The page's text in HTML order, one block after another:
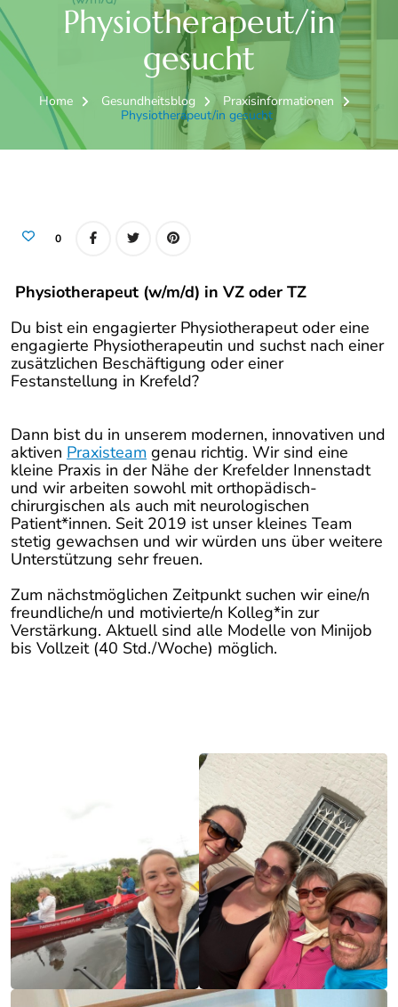
Physiotherapeut/in
gesucht
Home Gesundheitsblog
Praxisinformationen
Physiotherapeut/in gesucht
0
Physiotherapeut (w/m/d) in VZ oder TZ
Du bist ein engagierter Physiotherapeut oder eine
engagierte Physiotherapeutin und suchst nach einer
zusätzlichen Beschäftigung oder einer
Festanstellung in Krefeld?
Dann bist du in unserem modernen, innovativen und
aktiven Praxisteam genau richtig. Wir sind eine
kleine Praxis in der Nähe der Krefelder Innenstadt
und wir arbeiten sowohl mit orthopädisch-
chirurgischen als auch mit neurologischen
Patient*innen. Seit 2019 ist unser kleines Team
stetig gewachsen und wir würden uns über weitere
Unterstützung sehr freuen.
Zum nächstmöglichen Zeitpunkt suchen wir eine/n
freundliche/n und motivierte/n Kolleg*in zur
Verstärkung. Aktuell sind alle Modelle von Minijob
bis Vollzeit (40 Std./Woche) möglich.